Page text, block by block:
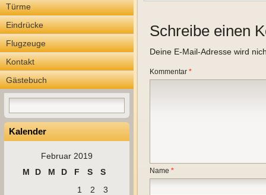
Türme
Eindrücke
Flugzeuge
Kontakt
Gästebuch
Kalender
Februar 2019
M
D M D F S
S
1
2
3
Schreibe einen
Deine E-Mail-Adresse wird
Kommentar *
Name *